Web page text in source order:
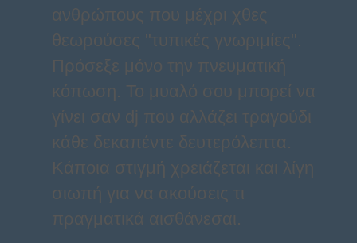
ανθρώπους που μέχρι χθες
θεωρούσες "τυπικές γνωριμίες".
Πρόσεξε μόνο την πνευματική
κόπωση. Το μυαλό σου μπορεί να
γίνει σαν dj που αλλάζει τραγούδι
κάθε δεκαπέντε δευτερόλεπτα.
Κάποια στιγμή χρειάζεται και λίγη
σιωπή για να ακούσεις τι
πραγματικά αισθάνεσαι.